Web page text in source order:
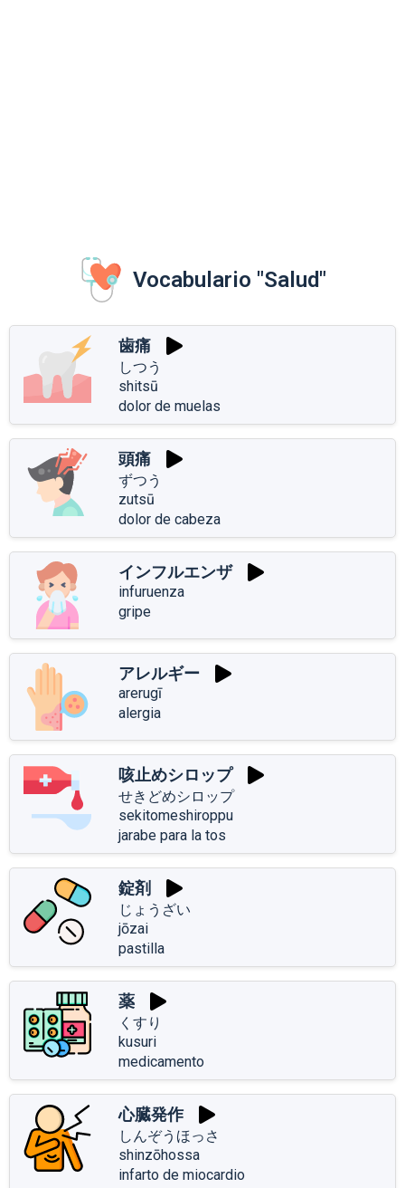
Vocabulario "Salud"
歯痛
しつう
shitsū
dolor de muelas
頭痛
ずつう
zutsū
dolor de cabeza
インフルエンザ
infuruenza
gripe
アレルギー
arerugī
alergia
咳止めシロップ
せきどめシロップ
sekitomeshiroppu
jarabe para la tos
錠剤
じょうざい
jōzai
pastilla
薬
くすり
kusuri
medicamento
心臓発作
しんぞうほっさ
shinzōhossa
infarto de miocardio